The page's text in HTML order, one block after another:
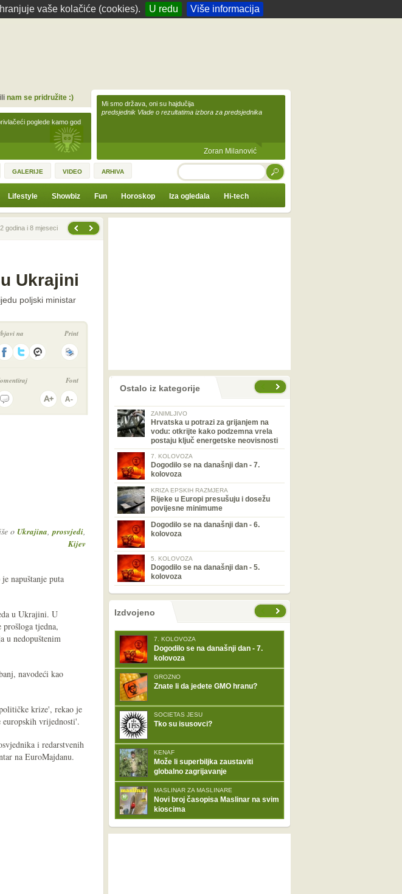
vaše kolačiće (cookies). U redu Više informacija
poglede kamo god
nam se pridružite :)
Mi smo država, oni su hajdučija
predsjednik Vlade o rezultatima izbora za predsjednika
Zoran Milanović
GALERIJE VIDEO ARHIVA TRAŽI
Lifestyle Showbiz Fun Horoskop Iza ogledala Hi-tech
godina i 8 mjeseci
Ukrajini
poljski ministar
na Print
Font
o Ukrajina,prosvjedi,
Kijev
napuštanje puta
u Ukrajini. U
tjedna,
u nedopuštenim
navodeći kao
krize', rekao je
europskih vrijednosti'.
i redarstvenih
na EuroMajdanu.
prethodno Ostalo iz kategorije
ZANIMLJIVO
Hrvatska u potrazi za grijanjem na
vodu: otkrijte kako podzemna vrela
postaju ključ energetske neovisnosti
7. KOLOVOZA
Dogodilo se na današnji dan - 7.
kolovoza
KRIZA EPSKIH RAZMJERA
Rijeke u Europi presušuju i dosežu
povijesne minimume
Dogodilo se na današnji dan - 6.
kolovoza
5. KOLOVOZA
Dogodilo se na današnji dan - 5.
kolovoza
nema prethodne stranice
sljedećeIzdvojeno
7. KOLOVOZA
Dogodilo se na današnji dan - 7.
kolovoza
GROZNO
Znate li da jedete GMO hranu?
SOCIETAS JESU
Tko su isusovci?
KENAF
Može li superbiljka zaustaviti
globalno zagrijavanje
MASLINAR ZA MASLINARE
Novi broj časopisa Maslinar na svim
kioscima